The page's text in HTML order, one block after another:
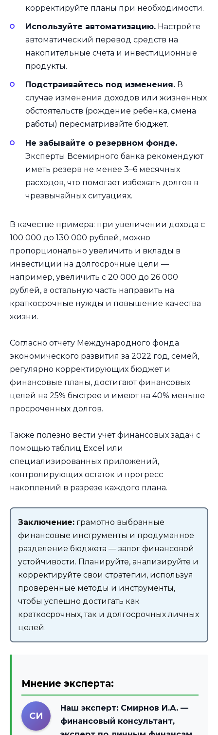
корректируйте планы при необходимости.
Используйте автоматизацию. Настройте
автоматический перевод средств на
накопительные счета и инвестиционные
продукты.
Подстраивайтесь под изменения. В
случае изменения доходов или жизненных
обстоятельств (рождение ребёнка, смена
работы) пересматривайте бюджет.
Не забывайте о резервном фонде.
Эксперты Всемирного банка рекомендуют
иметь резерв не менее 3–6 месячных
расходов, что помогает избежать долгов в
чрезвычайных ситуациях.
В качестве примера: при увеличении дохода с
100 000 до 130 000 рублей, можно
пропорционально увеличить и вклады в
инвестиции на долгосрочные цели —
например, увеличить с 20 000 до 26 000
рублей, а остальную часть направить на
краткосрочные нужды и повышение качества
жизни.
Согласно отчету Международного фонда
экономического развития за 2022 год, семей,
регулярно корректирующих бюджет и
финансовые планы, достигают финансовых
целей на 25% быстрее и имеют на 40% меньше
просроченных долгов.
Также полезно вести учет финансовых задач с
помощью таблиц Excel или
специализированных приложений,
контролирующих остаток и прогресс
накоплений в разрезе каждого плана.
Заключение: грамотно выбранные
финансовые инструменты и продуманное
разделение бюджета — залог финансовой
устойчивости. Планируйте, анализируйте и
корректируйте свои стратегии, используя
проверенные методы и инструменты,
чтобы успешно достигать как
краткосрочных, так и долгосрочных личных
целей.
Мнение эксперта:
СИ
Наш эксперт: Смирнов И.А. —
финансовый консультант,